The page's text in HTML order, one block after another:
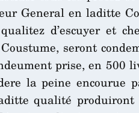
General en laditte
d’escuyer et
seront
prise, en 500
la peine encourue
qualité